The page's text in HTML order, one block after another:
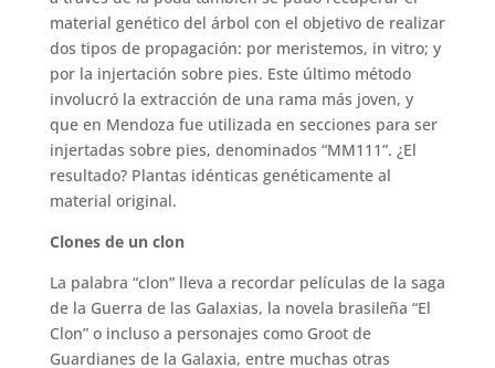
material genético del árbol con el objetivo de realizar
dos tipos de propagación: por meristemos, in vitro; y
por la injertación sobre pies. Este último método
involucró la extracción de una rama más joven, y
que en Mendoza fue utilizada en secciones para ser
injertadas sobre pies, denominados “MM111”. ¿El
resultado? Plantas idénticas genéticamente al
material original.
Clones de un clon
La palabra “clon” lleva a recordar películas de la saga
de la Guerra de las Galaxias, la novela brasileña “El
Clon” o incluso a personajes como Groot de
Guardianes de la Galaxia, entre muchas otras